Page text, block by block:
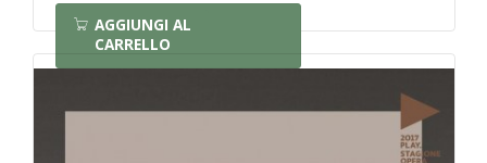
AGGIUNGI AL
CARRELLO